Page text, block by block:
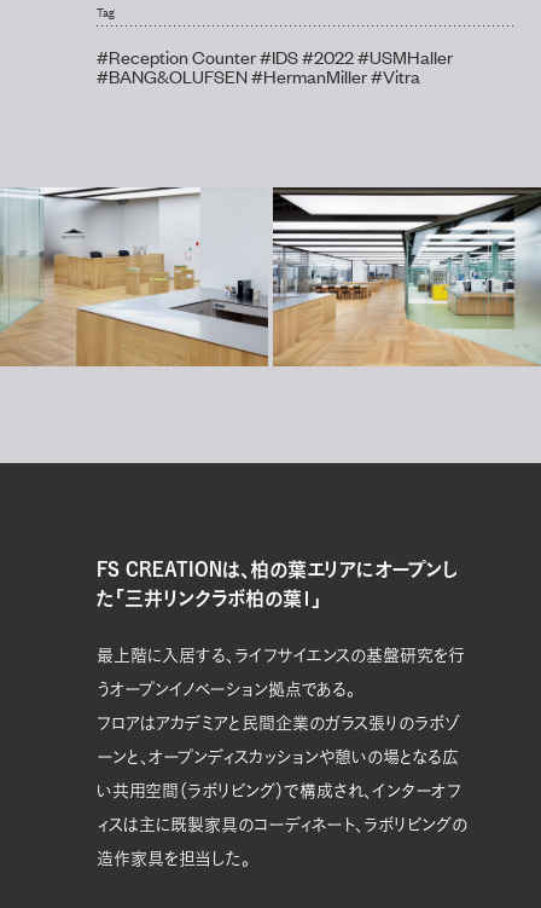
Tag
#Reception Counter#IDS#2022#USMHaller
#BANG&OLUFSEN#HermanMiller#Vitra
FS CREATIONは、柏の葉エリアにオープンし
た「三井リンクラボ柏の葉1」
最上階に入居する、ライフサイエンスの基盤研究を行
うオープンイノベーション拠点である。
フロアはアカデミアと民間企業のガラス張りのラボゾ
ーンと、オープンディスカッションや憩いの場となる広
い共用空間（ラボリビング）で構成され、インターオフ
ィスは主に既製家具のコーディネート、ラボリビングの
造作家具を担当した。